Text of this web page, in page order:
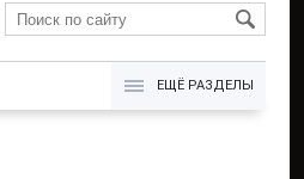
KG
ЕЩЁ РАЗДЕЛЫ